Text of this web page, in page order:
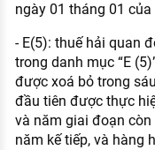
ngày 01 tháng 01
- E(5): thuế hải quan
trong danh mục “E
được xoá bỏ trong
đầu tiên được thực
và năm giai đoạn
năm kế tiếp, và hàng